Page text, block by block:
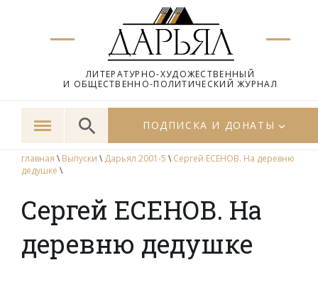
ЛИТЕРАТУРНО-ХУДОЖЕСТВЕННЫЙ
И ОБЩЕСТВЕННО-ПОЛИТИЧЕСКИЙ ЖУРНАЛ
ПОДПИСКА И ДОНАТЫ
главная \ Выпуски \ Дарьял 2001-5 \ Сергей ЕСЕНОВ. На деревню
дедушке \
Сергей ЕСЕНОВ. На
деревню дедушке